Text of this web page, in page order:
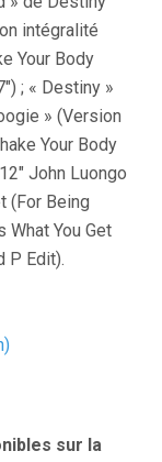
intégralité
Your Body
; « Destiny »
» (Version
Your Body
John Luongo
(For Being
What You Get
P Edit).
sur la